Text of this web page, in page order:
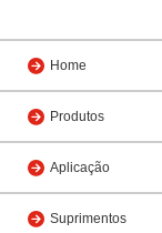
Home
Produtos
Aplicação
Suprimentos